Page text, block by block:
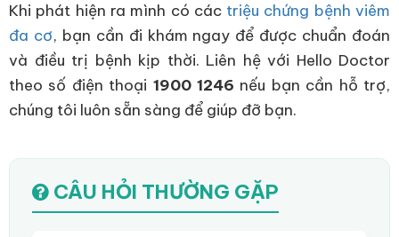
Khi phát hiện ra mình có các triệu chứng bệnh viêm
đa cơ, bạn cần đi khám ngay để được chuẩn đoán
và điều trị bệnh kịp thời. Liên hệ với Hello Doctor
theo số điện thoại 1900 1246 nếu bạn cần hỗ trợ,
chúng tôi luôn sẵn sàng để giúp đỡ bạn.
CÂU HỎI THƯỜNG GẶP